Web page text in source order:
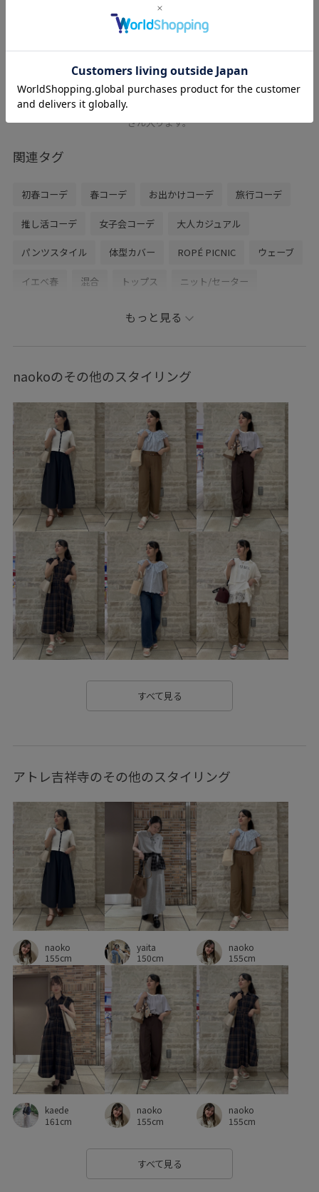
グ/2WAY
ブラウン / F
¥4,235
レビュー
合成皮革素材で上品なデザイン。
さん入ります。
関連タグ
初春コーデ 春コーデ お出かけコーデ 旅行コーデ
推し活コーデ 女子会コーデ 大人カジュアル
パンツスタイル 体型カバー ROPÉ PICNIC ウェーブ
イエベ春 混合 トップス ニット/セーター
バッグ
アクセサリー ネックレス GDM16030
25AW20 25SSRPボトムス
26SSRP_HARUTA 2WAYで使える
ROPÉPICNIC_TIMESALE RP25AWsale値下げ
RP25AW_restock RP25aw買い足しボトム RP25SS
RP26SS RP26SS_goods RP26SS_knit
RP26SS着映えトップス RPdenim RP体型カバー
Tシャツ Wbag&shoes_pickup お出かけ用
きれいめカジュアル こなれ感 ふっくら アウター
イラスト イージーケア オールインワン カジュアル
クーポン対象商品 コーディネートのアクセント
サスティナブル サステナブル シアー
ショルダーバッグ シンプル シンプルなTシャツ
シンプルコーデ ジャケット ジレ スウェット
スカート スッキリ ストラップ
ストレスフリー スラックス セットアップ トラッド
ドルマンスリーブ ニット ニットカーディガン
パール ビジュー ビスチェ ビスチェ風
フェミニン フリーサイズ ブラウス ヘアアレンジ
ベスト ベーシック ポリエステル ポーチ
マニッシュ ミニマル リング ロングスカート
ワイドシルエット ワンピース 上品 伸縮性 別注
大人っぽい 女性らしさ 定番 差し色 幅広
快適 柔らかい素材 痛くなりにくい 秋冬
重ね着に重宝 長財布
もっと見る
naokoのその他のスタイリング
すべて見る
アトレ吉祥寺のその他のスタイリング
naoko
155cm
yaita
150cm
naoko
155cm
kaede
161cm
naoko
155cm
naoko
155cm
すべて見る